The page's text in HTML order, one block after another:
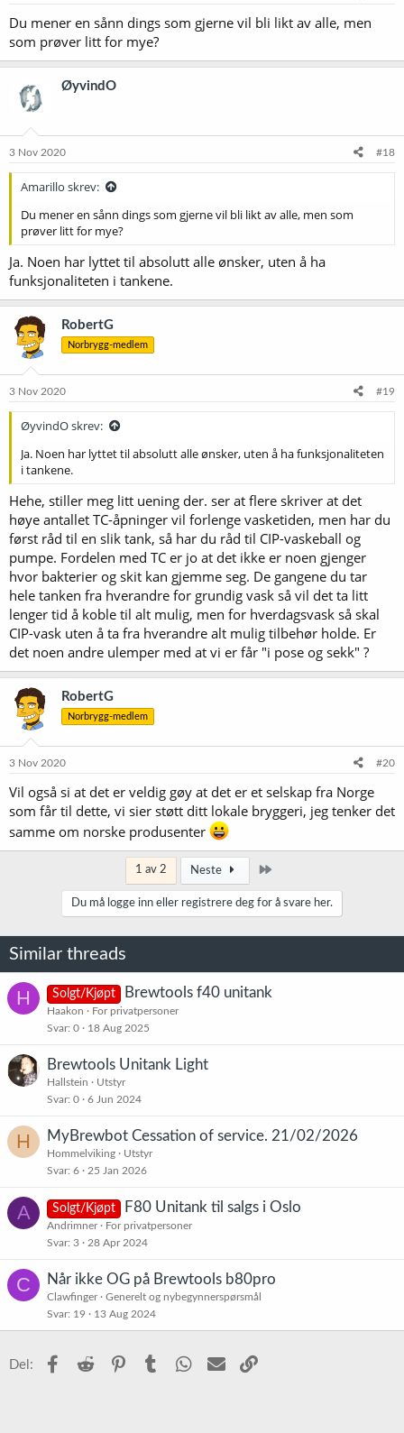
:
Du mener en sånn dings som gjerne vil bli likt av alle, men
som prøver litt for mye?
ØyvindO
3 Nov 2020 #18
Amarillo skrev:
Du mener en sånn dings som gjerne vil bli likt av alle, men som
prøver litt for mye?
Ja. Noen har lyttet til absolutt alle ønsker, uten å ha
funksjonaliteten i tankene.
RobertG
Norbrygg-medlem
3 Nov 2020 #19
ØyvindO skrev:
Ja. Noen har lyttet til absolutt alle ønsker, uten å ha funksjonaliteten
i tankene.
Hehe, stiller meg litt uening der. ser at flere skriver at det
høye antallet TC-åpninger vil forlenge vasketiden, men har du
først råd til en slik tank, så har du råd til CIP-vaskeball og
pumpe. Fordelen med TC er jo at det ikke er noen gjenger
hvor bakterier og skit kan gjemme seg. De gangene du tar
hele tanken fra hverandre for grundig vask så vil det ta litt
lenger tid å koble til alt mulig, men for hverdagsvask så skal
CIP-vask uten å ta fra hverandre alt mulig tilbehør holde. Er
det noen andre ulemper med at vi er får "i pose og sekk" ?
RobertG
Norbrygg-medlem
3 Nov 2020 #20
Vil også si at det er veldig gøy at det er et selskap fra Norge
som får til dette, vi sier støtt ditt lokale bryggeri, jeg tenker det
samme om norske produsenter
1 av 2 Neste
Du må logge inn eller registrere deg for å svare her.
Similar threads
H Solgt/Kjøpt Brewtools f40 unitank
Haakon
For privatpersoner
Svar 0 18 Aug 2025
Brewtools Unitank Light
Hallstein
Utstyr
Svar 0 6 Jun 2024
H MyBrewbot Cessation of service. 21/02/2026
Hommelviking
Utstyr
Svar 6 25 Jan 2026
A Solgt/Kjøpt F80 Unitank til salgs i Oslo
Andrimner
For privatpersoner
Svar 3 28 Apr 2024
C Når ikke OG på Brewtools b80pro
Clawfinger
Generelt og nybegynnerspørsmål
Svar 19 13 Aug 2024
Del: Facebook
Reddit PinterestTumblr WhatsApp
E-post